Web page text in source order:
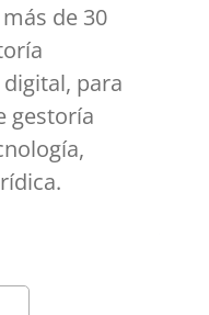
de 30
para
gestoría